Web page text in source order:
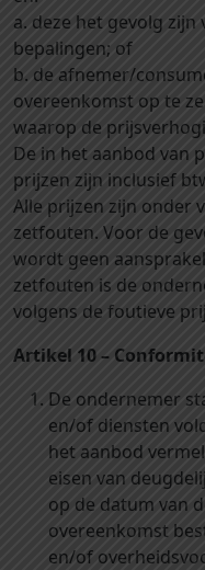
a. deze het gevolg
bepalingen; of
b. de afnemer/
overeenkomst op te
waarop de
De in het aanbod van
prijzen zijn inclusief
Alle prijzen zijn onder
zetfouten. Voor de
wordt geen
zetfouten is de
volgens de foutieve
Artikel 10 –
De ondernemer
en/of diensten
het aanbod
eisen van
op de datum van
overeenkomst
en/of